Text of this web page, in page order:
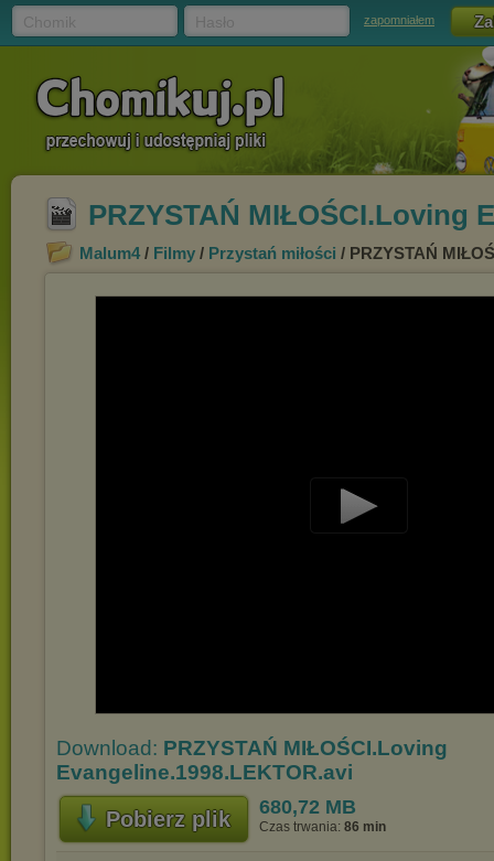
zapomniałem
PRZYSTAŃ MIŁOŚCI.Loving
Malum4/ Filmy / Przystań miłości / PRZYSTAŃ
Download: PRZYSTAŃ MIŁOŚCI.Loving
Evangeline.1998.LEKTOR.avi
Pobierz plik 680,72 MB
Czas trwania: 86 min